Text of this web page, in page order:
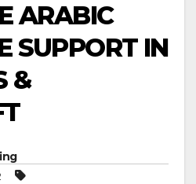
ARABIC
SUPPORT IN
&